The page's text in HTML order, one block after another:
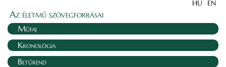
HU EN
Az életmű szövegforrásai
Műfaj
Kronológia
Betűrend